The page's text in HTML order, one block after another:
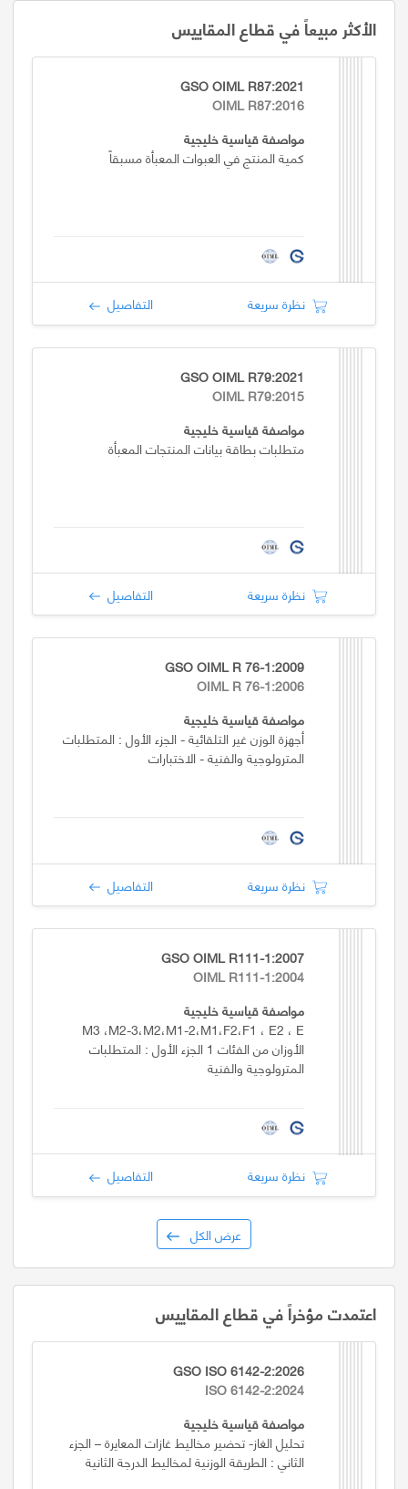
الأكثر مبيعاً في قطاع المقاييس
GSO OIML R87:2021
OIML R87:2016
مواصفة قياسية خليجية
كمية المنتج في العبوات المعبأة مسبقاً
نظرة سريعة التفاصيل
GSO OIML R79:2021
OIML R79:2015
مواصفة قياسية خليجية
متطلبات بطاقة بيانات المنتجات المعبأة
نظرة سريعة التفاصيل
GSO OIML R 76-1:2009
OIML R 76-1:2006
مواصفة قياسية خليجية
أجهزة الوزن غير التلقائية - الجزء الأول : المتطلبات
المترولوجية والفنية - الاختبارات
نظرة سريعة التفاصيل
GSO OIML R111-1:2007
OIML R111-1:2004
مواصفة قياسية خليجية
M3 ،M2-3،M2،M1-2،M1،F2،F1 ، E2 ، E
الأوزان من الفئات 1 الجزء الأول : المتطلبات
المترولوجية والفنية
نظرة سريعة التفاصيل
عرض الكل
اعتمدت مؤخراً في قطاع المقاييس
GSO ISO 6142-2:2026
ISO 6142-2:2024
مواصفة قياسية خليجية
تحليل الغاز- تحضير مخاليط غازات المعايرة – الجزء
الثاني : الطريقة الوزنية لمخاليط الدرجة الثانية